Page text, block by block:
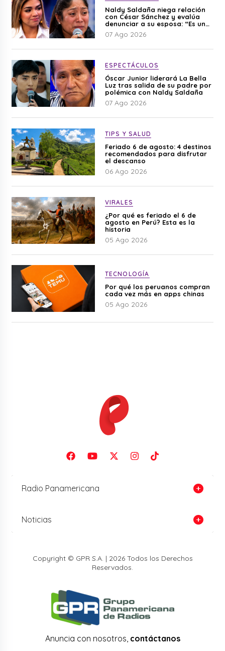
Naldy Saldaña niega relación
con César Sánchez y evalúa
denunciar a su esposa: “Es una
difamación”
07 Ago 2026
ESPECTÁCULOS
Óscar Junior liderará La Bella
Luz tras salida de su padre por
polémica con Naldy Saldaña
07 Ago 2026
TIPS Y SALUD
Feriado 6 de agosto: 4 destinos
recomendados para disfrutar
el descanso
06 Ago 2026
VIRALES
¿Por qué es feriado el 6 de
agosto en Perú? Esta es la
historia
05 Ago 2026
TECNOLOGÍA
Por qué los peruanos compran
cada vez más en apps chinas
05 Ago 2026
Radio Panamericana
Noticias
Copyright © GPR S.A. | 2026 Todos los Derechos
Reservados.
Anuncia con nosotros, contáctanos